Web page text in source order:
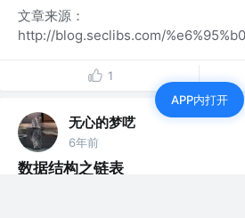
文章来源：
http://blog.seclibs.com/
1
无心的梦呓
6年前
数据结构之链表
APP内打开